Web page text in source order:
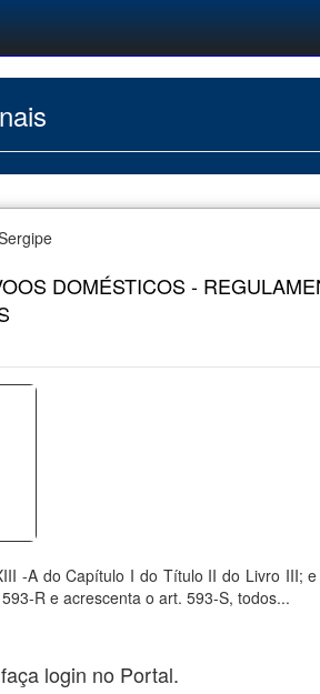
DOMÉSTICOS -
-A do Capítulo I do Título II do Livro III;
R e acrescenta o art. 593-S, todos...
login no Portal.